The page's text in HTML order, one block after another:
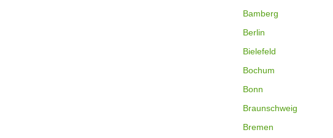
Bamberg
Berlin
Bielefeld
Bochum
Bonn
Braunschweig
Bremen